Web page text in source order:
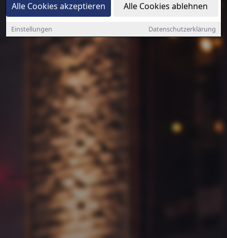
Alle Cookies akzeptieren Alle Cookies ablehnen
Einstellungen Datenschutzerklärung